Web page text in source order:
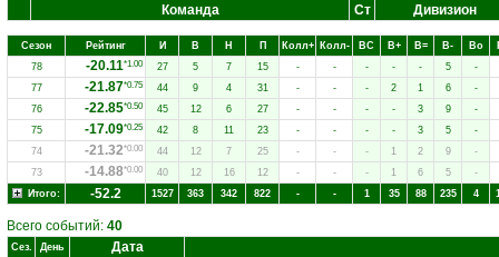
Команда Ст Дивизион
Сезон Рейтинг И В Н П Колл+ Колл- ВC В+ В= В- Вo
78
-20.11*1.00 27 5 7 15 - - - - - 5
-
77
-21.87*0.75 44 9 4 31 - - - 2 1 6
-
76
-22.85*0.50 45 12 6 27 - - - - 3 9
-
75
-17.09*0.25 42 8 11 23 - - - - 3 5
-
74
-21.32*0.00 44 12 7 25 - - - 1 2 9
-
73
-14.88*0.00 40 12 16 12 - - - 1 6 5
-
Итого:
-52.2 1527 363 342 822 - - 1 35 88 235 4
Всего событий: 40
Сез. День Дата